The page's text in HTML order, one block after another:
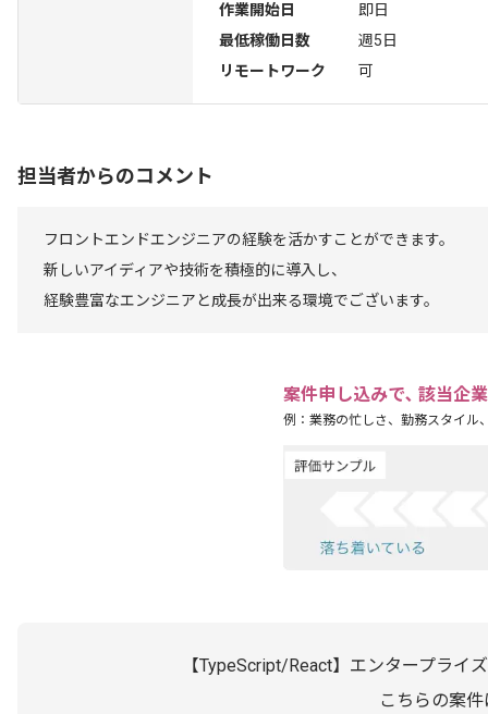
作業開始日
即日
最低稼働日数
週5日
リモートワーク
可
担当者からのコメント
フロントエンドエンジニアの経験を活かすことができます。
新しいアイディアや技術を積極的に導入し、
経験豊富なエンジニアと成長が出来る環境でございます。
案件申し込みで､ 該当企
例：業務の忙しさ、勤務スタイル
【TypeScript/React】エンタープラ
こちらの案